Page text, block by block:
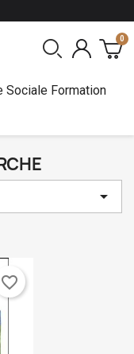
Sociale Formation

favorite_border